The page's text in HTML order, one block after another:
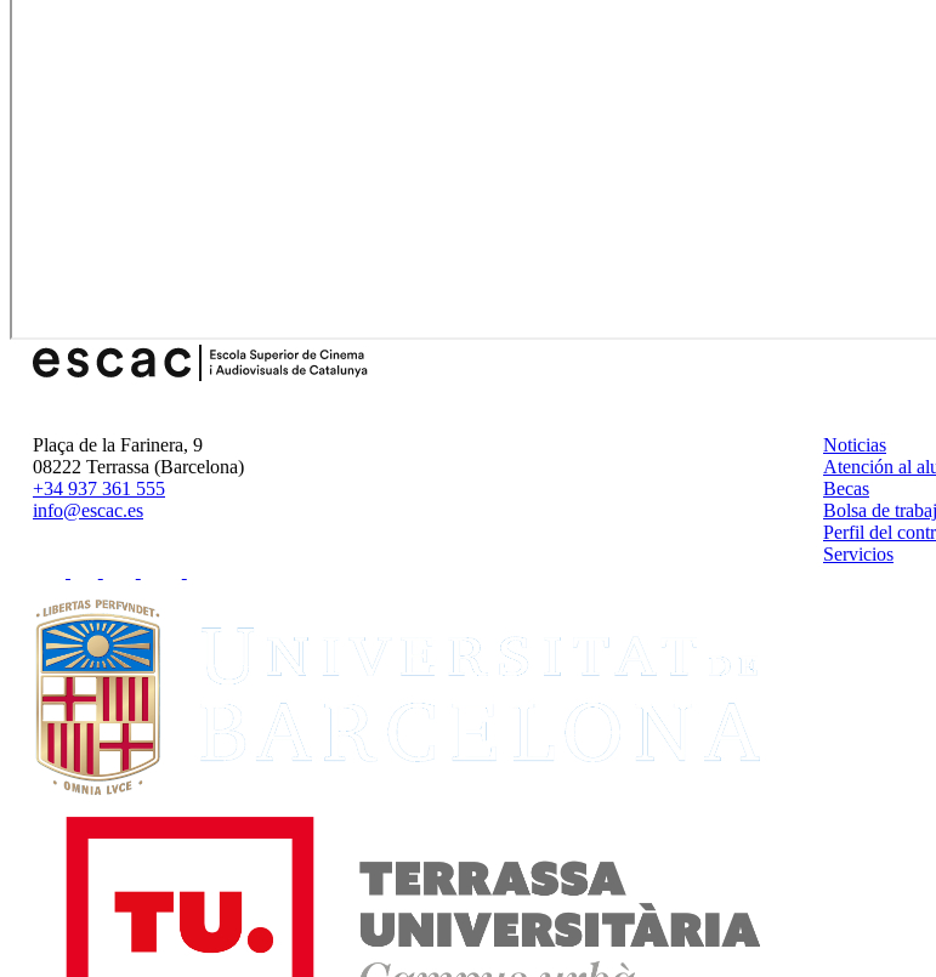
Plaça de la Farinera, 9
08222 Terrassa (Barcelona)
+34 937 361 555
info@escac.es
Noticias
Atención al
Becas
Bolsa de
Perfil del
Servicios